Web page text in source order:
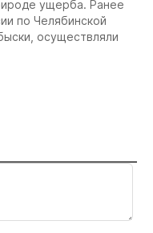
ущерба. Ранее
по Челябинской
осуществляли